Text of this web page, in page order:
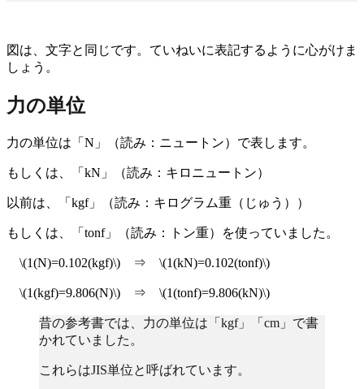
図は、文字と同じです。ていねいに表記するように心がけま
しょう。
力の単位
力の単位は「N」（読み：ニュートン）で表します。
もしくは、「kN」（読み：キロニュートン）
以前は、「kgf」（読み：キログラム重（じゅう））
もしくは、「tonf」（読み：トン重）を使っていました。
\(1(N)=0.102(kgf)\) ⇒ \(1(kN)=0.102(tonf)\)
\(1(kgf)=9.806(N)\) ⇒ \(1(tonf)=9.806(kN)\)
昔の参考書では、力の単位は「kgf」「cm」で書
かれていました。
これらはJIS単位と呼ばれています。